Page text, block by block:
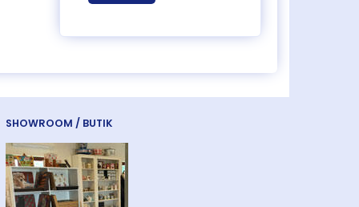
SHOWROOM / BUTIK